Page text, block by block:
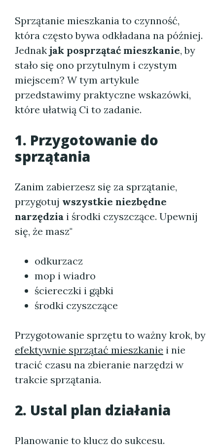
Sprzątanie mieszkania to czynność,
która często bywa odkładana na później.
Jednak jak posprzątać mieszkanie, by
stało się ono przytulnym i czystym
miejscem? W tym artykule
przedstawimy praktyczne wskazówki,
które ułatwią Ci to zadanie.
1. Przygotowanie do
sprzątania
Zanim zabierzesz się za sprzątanie,
przygotuj wszystkie niezbędne
narzędzia i środki czyszczące. Upewnij
się, że masz"
odkurzacz
mop i wiadro
ściereczki i gąbki
środki czyszczące
Przygotowanie sprzętu to ważny krok, by
efektywnie sprzątać mieszkanie i nie
tracić czasu na zbieranie narzędzi w
trakcie sprzątania.
2. Ustal plan działania
Planowanie to klucz do sukcesu.